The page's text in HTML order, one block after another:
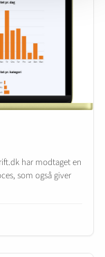
har modtaget en
som også giver